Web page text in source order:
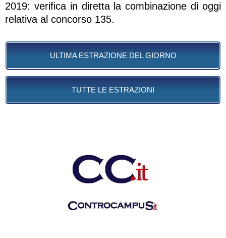
2019: verifica in diretta la combinazione di oggi
relativa al concorso 135.
ULTIMA ESTRAZIONE DEL GIORNO
TUTTE LE ESTRAZIONI